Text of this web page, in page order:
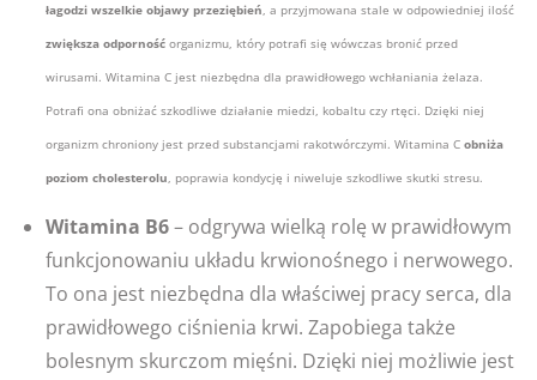
łagodzi wszelkie objawy przeziębień, a przyjmowana stale w odpowiedniej ilość
zwiększa odpornośćorganizmu, który potrafi się wówczas bronić przed
wirusami. Witamina C jest niezbędna dla prawidłowego wchłaniania żelaza.
Potrafi ona obniżać szkodliwe działanie miedzi, kobaltu czy rtęci. Dzięki niej
organizm chroniony jest przed substancjami rakotwórczymi. Witamina C obniża
poziom cholesterolu, poprawia kondycję i niweluje szkodliwe skutki stresu.
Witamina B6– odgrywa wielką rolę w prawidłowym
funkcjonowaniu układu krwionośnego i nerwowego.
To ona jest niezbędna dla właściwej pracy serca, dla
prawidłowego ciśnienia krwi. Zapobiega także
bolesnym skurczom mięśni. Dzięki niej możliwie jest